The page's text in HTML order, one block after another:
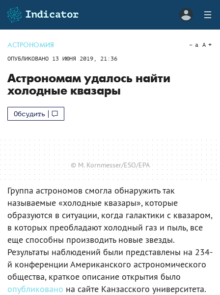
АСТРОНОМИЯ
ОПУБЛИКОВАНО 13 ИЮНЯ 2019, 21:36
a A
Астрономам удалось найти
холодные квазары
Обсудить
© M. Kornmesser/ESO/EPA
Группа астрономов смогла обнаружить так
называемые «холодные квазары», которые
образуются в ситуации, когда галактики с квазаром,
в которых преобладают холодный газ и пыль, все
еще способны производить новые звезды.
Результаты наблюдений были представлены на 234-
й конференции Американского астрономического
общества, краткое описание открытия было
опубликовано на сайте Канзасского университета.